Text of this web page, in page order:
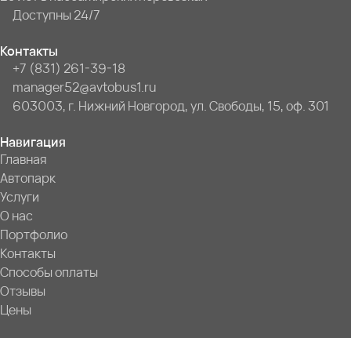
Доступны 24/7
Контакты
+7 (831) 261-39-18
manager52@avtobus1.ru
603003, г. Нижний Новгород, ул. Свободы, 15, оф. 301
Навигация
Главная
Автопарк
Услуги
О нас
Портфолио
Контакты
Способы оплаты
Отзывы
Цены